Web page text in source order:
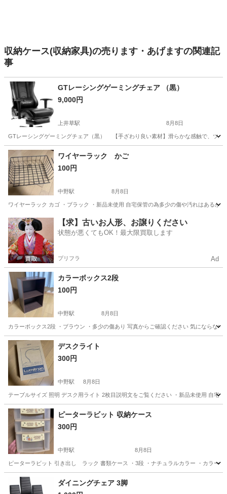
収納ケース(収納家具)の売ります・あげますの関連記
事
GTレーシングゲーミングチェア （黒）
9,000円
上井草駅 8月8日
GTレーシングゲーミングチェア（黒） 【手ざわり良い素材】滑らかな感触で、ツル
東京 杉並区 上井草駅 椅子
ワイヤーラック かご
100円
中野駅 8月8日
ワイヤーラック カゴ ・ブラック ・新品未使用 自宅保管の為多少の傷や汚れはある
東京 中野区 中野駅 収納家具 ラック
【求】古いお人形、お譲りください
状態が悪くてもOK！最大限買取します
プリフラ Ad
カラーボックス2段
100円
中野駅 8月8日
カラーボックス2段 ・ブラウン ・多少の傷あり 写真からご確認ください 気にならな
東京 中野区 中野駅 収納家具
デスクライト
300円
中野駅 8月8日
テーブルサイズ 照明 デスク用ライト 2枚目説明文をご覧ください ・新品未使用 自宅
東京 中野区 中野駅 照明器具
ピーターラビット 収納ケース
300円
中野駅 8月8日
ピーターラビット 引き出し ラック 書類ケース ・3段 ・ナチュラルカラー ・カラー
東京 中野駅 収納家具
ダイニングチェア 3脚